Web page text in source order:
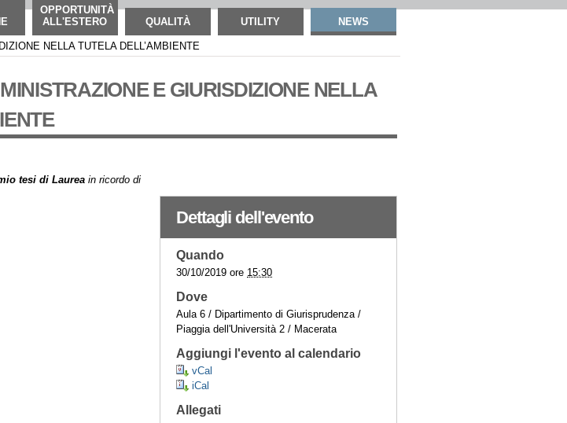
OPPORTUNITÀ
ALL'ESTERO
QUALITÀ UTILITY NEWS
NELLA TUTELA DELL’AMBIENTE
E GIURISDIZIONE NELLA
Dettagli dell'evento
Quando
30/10/2019 ore 15:30
Dove
Aula 6 / Dipartimento di Giurisprudenza /
Piaggia dell'Università 2 / Macerata
Aggiungi l'evento al calendario
vCal
iCal
Allegati
tesi di Laureain ricordo di